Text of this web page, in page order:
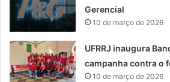
Gerencial
10 de março de 2026
UFRRJ inaugura
campanha contra o
10 de março de 2026